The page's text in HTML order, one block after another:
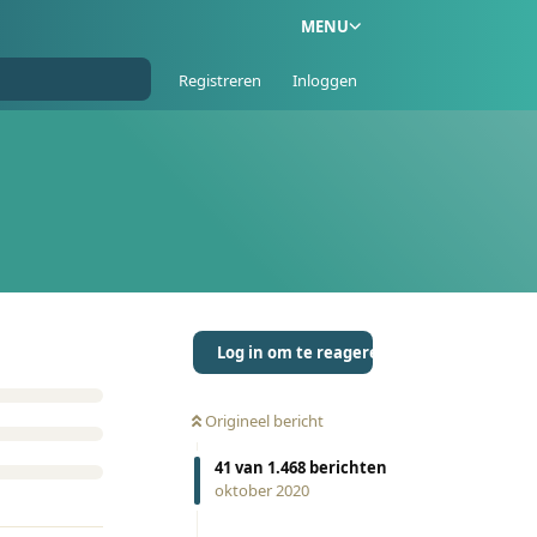
MENU
Registreren Inloggen
Log in om te reageren
Origineel bericht
41 van 1.468 berichten
oktober 2020